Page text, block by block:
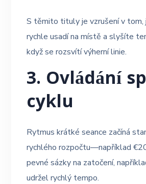
S těmito tituly je vzrušení v tom,
rychle usadí na místě a slyšíte
když se rozsvítí výherní linie.
3. Ovládání
cyklu
Rytmus krátké seance začíná
rychlého rozpočtu—například
pevné sázky na zatočení,
udržel rychlý tempo.